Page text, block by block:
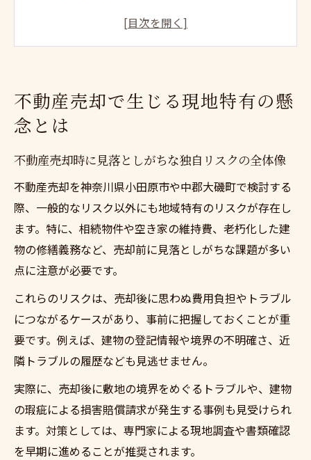
地域特性が影響する不動産売却の課題を知
不動産売却で注意すべき立地や周辺環境の
要素
神奈川県小田原市や大磯町で不動産売却の不安
に強くなる
不動産売却の不安を軽減する現地サポート
活用法
市場動向から見る不動産売却成功のコツ
現地特有の不動産売却事例から学ぶ注意点
不動産売却までの流れと事前準備のポイン
ト
相続不動産売却で発生する手続きと注意事
項
不動産売却に必要な書類と相続税対策を理
不動産売却で生じる現地特有の懸
念とは
不動産売却時に見落としがちな独自リスクの全体像
不動産売却を神奈川県小田原市や中郡大磯町で検討する
際、一般的なリスク以外にも地域特有のリスクが存在し
ます。特に、相続物件や空き家の維持費、老朽化した建
物の修繕義務など、売却前に見落としがちな課題が多い
点に注意が必要です。
これらのリスクは、売却後に思わぬ費用負担やトラブル
につながるケースがあり、事前に把握しておくことが重
要です。例えば、建物の登記情報や境界の不明確さ、近
隣トラブルの履歴なども見逃せません。
実際に、売却後に敷地の境界をめぐるトラブルや、建物
の瑕疵による損害賠償請求が発生する事例も見受けられ
ます。対策としては、専門家による現地調査や書類確認
を早期に進めることが推奨されます。